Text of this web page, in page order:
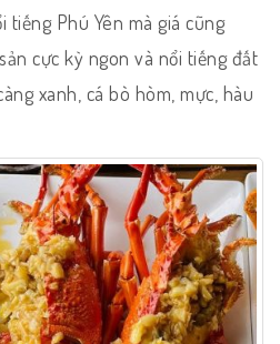
Phú Yên mà giá cũng
cực kỳ ngon và nổi tiếng đất
xanh, cá bò hòm, mực, hàu